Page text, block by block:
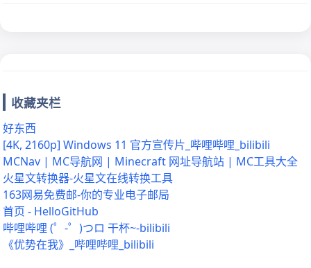
收藏夹栏
好东西
[4K, 2160p] Windows 11 官方宣传片_哔哩哔哩_bilibili
MCNav | MC导航网 | Minecraft 网址导航站 | MC工具大全
火星文转换器-火星文在线转换工具
163网易免费邮-你的专业电子邮局
首页 - HelloGitHub
哔哩哔哩 (゜-゜)つロ 干杯~-bilibili
《优势在我》_哔哩哔哩_bilibili